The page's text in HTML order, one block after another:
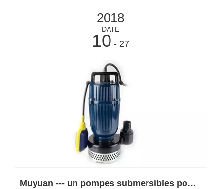
2018
DATE
10 - 27
Muyuan --- un pompes submersibles pour exportateur d'eau claire, vous dit comment fonctionnent les pompes submersibles?